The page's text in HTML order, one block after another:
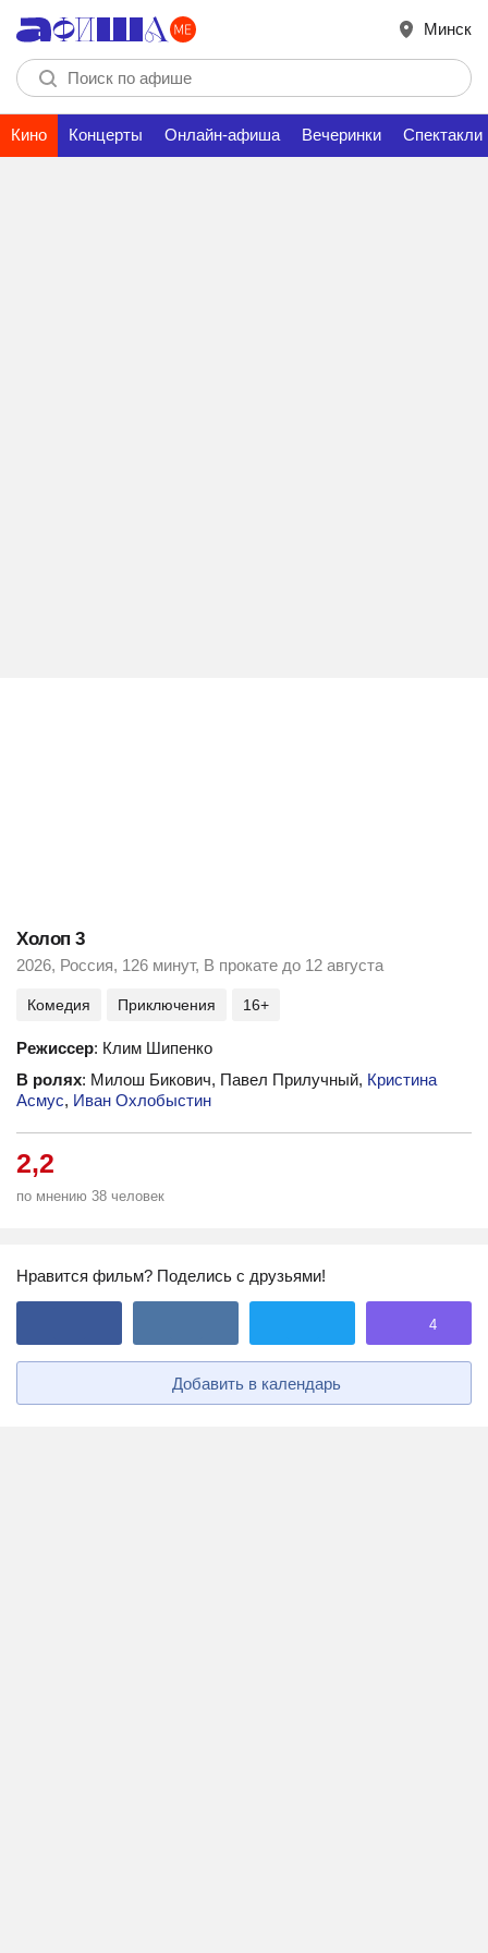
Минск
Кино Концерты Онлайн-афиша Вечеринки Спектакли
Холоп 3
2026, Россия, 126 минут, В прокате до 12 августа
Комедия Приключения 16+
Режиссер: Клим Шипенко
В ролях: Милош Бикович, Павел Прилучный, Кристина
Асмус, Иван Охлобыстин
2,2
по мнению 38 человек
Нравится фильм? Поделись с друзьями!
4
Добавить в календарь